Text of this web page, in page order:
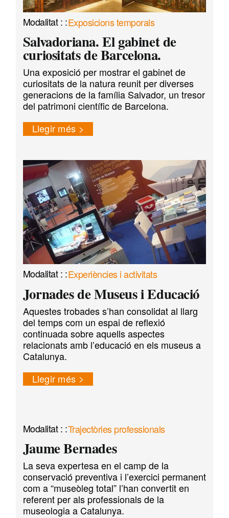
Exposicions temporals
Salvadoriana. El gabinet de
curiositats de Barcelona.
Una exposició per mostrar el gabinet de
curiositats de la natura reunit per diverses
generacions de la família Salvador, un tresor
del patrimoni científic de Barcelona.
Llegir més
Experiències i activitats
Jornades de Museus i Educació
Aquestes trobades s’han consolidat al llarg
del temps com un espai de reflexió
continuada sobre aquells aspectes
relacionats amb l’educació en els museus a
Catalunya.
Llegir més
Trajectòries professionals
Jaume Bernades
La seva expertesa en el camp de la
conservació preventiva i l’exercici permanent
com a “museòleg total” l’han convertit en
referent per als professionals de la
museologia a Catalunya.